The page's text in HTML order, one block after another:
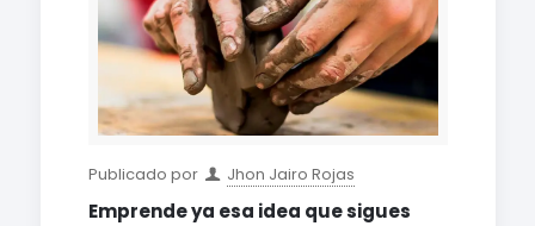
Publicado por Jhon Jairo Rojas
Emprende ya esa idea que sigues